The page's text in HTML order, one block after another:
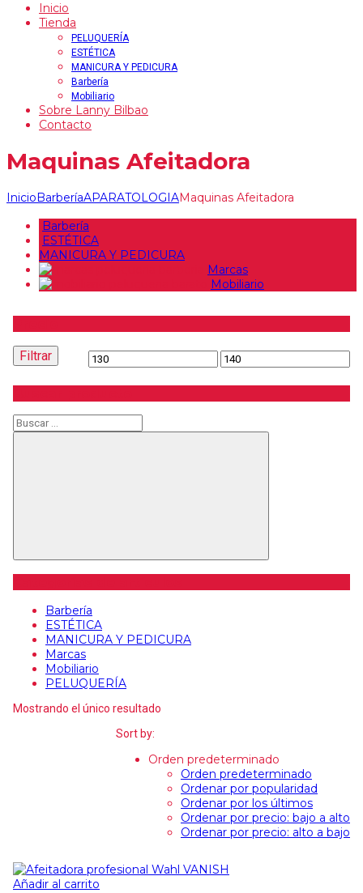
Inicio
Tienda
PELUQUERÍA
ESTÉTICA
MANICURA Y PEDICURA
Barbería
Mobiliario
Sobre Lanny Bilbao
Contacto
Maquinas Afeitadora
InicioBarberíaAPARATOLOGIAMaquinas Afeitadora
Barbería
ESTÉTICA
MANICURA Y PEDICURA
Marcas
Mobiliario
Precio
mínimo
Precio
máximo
Filtrar
Buscar
Barbería
ESTÉTICA
MANICURA Y PEDICURA
Marcas
Mobiliario
PELUQUERÍA
Mostrando el único resultado
Sort by:
Orden predeterminado
Orden predeterminado
Ordenar por popularidad
Ordenar por los últimos
Ordenar por precio: bajo a alto
Ordenar por precio: alto a bajo
Añadir al carrito